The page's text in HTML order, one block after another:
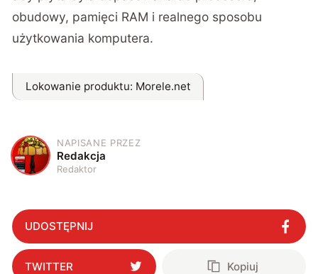
obudowy, pamięci RAM i realnego sposobu
użytkowania komputera.
Lokowanie produktu: Morele.net
R
NAPISANE PRZEZ
Redakcja
Redaktor
UDOSTĘPNIJ
TWITTER Kopiuj